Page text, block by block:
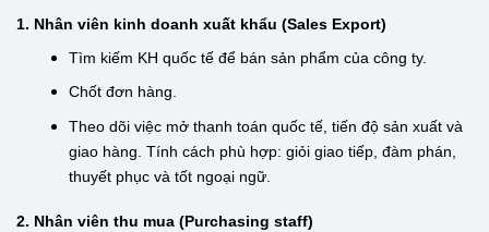
1. Nhân viên kinh doanh xuất khẩu (Sales Export)
Tìm kiếm KH quốc tế để bán sản phẩm của công ty.
Chốt đơn hàng.
Theo dõi việc mở thanh toán quốc tế, tiến độ sản xuất và
giao hàng. Tính cách phù hợp: giỏi giao tiếp, đàm phán,
thuyết phục và tốt ngoại ngữ.
2. Nhân viên thu mua (Purchasing staff)